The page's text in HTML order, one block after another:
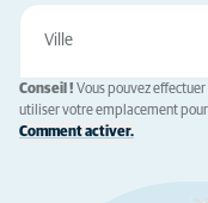
Conseil ! Vous pouvez
utiliser votre emplacement pour
Comment activer.